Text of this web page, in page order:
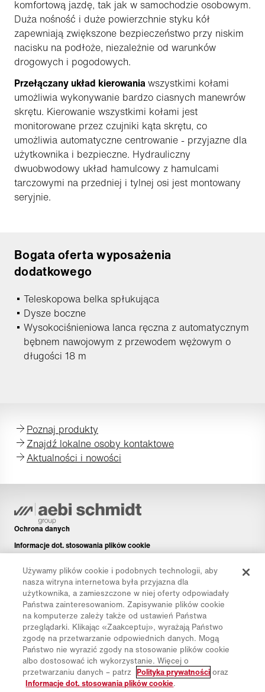
komfortową jazdę, tak jak w samochodzie osobowym.
Duża nośność i duże powierzchnie styku kół
zapewniają zwiększone bezpieczeństwo przy niskim
nacisku na podłoże, niezależnie od warunków
drogowych i pogodowych.
Przełączany układ kierowaniawszystkimi kołami
umożliwia wykonywanie bardzo ciasnych manewrów
skrętu. Kierowanie wszystkimi kołami jest
monitorowane przez czujniki kąta skrętu, co
umożliwia automatyczne centrowanie - przyjazne dla
użytkownika i bezpieczne. Hydrauliczny
dwuobwodowy układ hamulcowy z hamulcami
tarczowymi na przedniej i tylnej osi jest montowany
seryjnie.
Bogata oferta wyposażenia
dodatkowego
Teleskopowa belka spłukująca
Dysze boczne
Wysokociśnieniowa lanca ręczna z automatycznym
bębnem nawojowym z przewodem wężowym o
długości 18 m
Poznaj produkty
Znajdź lokalne osoby kontaktowe
Aktualności i nowości
Ochrona danych
Informacje dot. stosowania plików cookie
Disclaimer
Newsletter
Części zamienne
Pliki do pobrania
Kalkulator CO₂
Kalkulator TCO
Dystrybutorzy i placówki
Używamy plików cookie i podobnych technologii, aby
nasza witryna internetowa była przyjazna dla
użytkownika, a zamieszczone w niej oferty odpowiadały
Państwa zainteresowaniom. Zapisywanie plików cookie
na komputerze zależy także od ustawień Państwa
przeglądarki. Klikając «Zaakceptuj», wyrażają Państwo
zgodę na przetwarzanie odpowiednich danych. Mogą
Państwo nie wyrazić zgody na stosowanie plików cookie
albo dostosować ich wykorzystanie. Więcej o
przetwarzaniu danych – patrz Polityka prywatności oraz
Informacje dot. stosowania plików cookie.